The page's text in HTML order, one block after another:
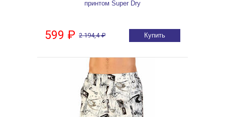
принтом Super Dry
599 ₽ 2 194,4 ₽ Купить